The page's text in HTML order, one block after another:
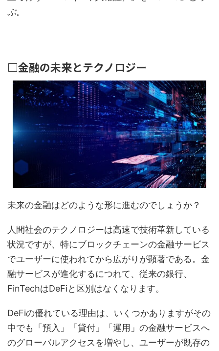
ぶ。
□金融の未来とテクノロジー
未来の金融はどのような形に進むのでしょうか？
人間社会のテクノロジーは高速で技術革新している
状況ですが、特にブロックチェーンの金融サービス
でユーザーに使われてから広がりが顕著である。金
融サービスが進化するにつれて、従来の銀行、
FinTechはDeFiと区別はなくなります。
DeFiの優れている理由は、いくつかありますがその
中でも「預入」「貸付」「運用」の金融サービスへ
のグローバルアクセスを増やし、ユーザーが既存の